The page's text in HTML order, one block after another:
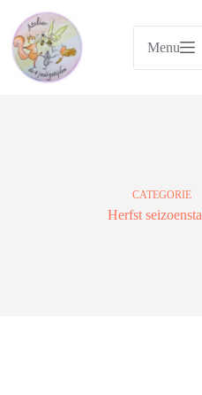
naar
inhoud
Menu
CATEGORIE
Herfst